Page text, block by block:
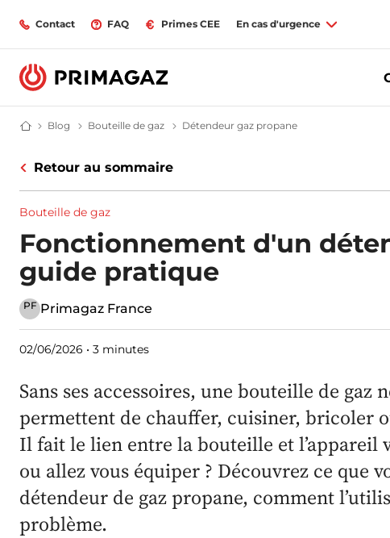
Contact FAQ Primes CEE En cas d'urgence
Fournisseur gaz butane et propane : citerne, bouteille, GPL | Primagaz
Blog Blog | Primagaz
Bouteille de gaz Bouteille de gaz | Primagaz
Détendeur gaz propane
Retour au sommaire
Bouteille de gaz
Fonctionnement d'un
guide pratique
PF Primagaz France
02/06/2026 • 3 minutes
Sans ses accessoires, une bouteille de
permettent de chauffer, cuisiner, bricoler
Il fait le lien entre la bouteille et l’appareil
ou allez vous équiper ? Découvrez ce que
détendeur de gaz propane, comment
problème.